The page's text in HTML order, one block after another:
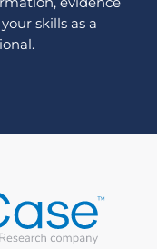
skills as a